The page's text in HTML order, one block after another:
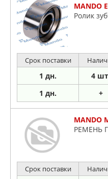
MANDO
Ролик
Срок поставки
1 дн. 4
1 дн. +
MANDO
РЕМЕНЬ
Срок поставки